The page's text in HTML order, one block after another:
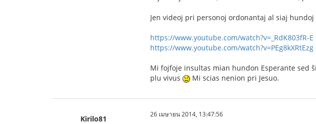
Jen videoj pri personoj ordonantaj al siaj hundoj
https://www.youtube.com/watch?v=_RdK803fR-E
https://www.youtube.com/watch?v=PEg8kXRtEzg
Mi fojfoje insultas mian hundon Esperante sed
plu vivus
Mi scias nenion pri Jesuo.
Kirilo81 26 เมษายน 2014, 13:47:56